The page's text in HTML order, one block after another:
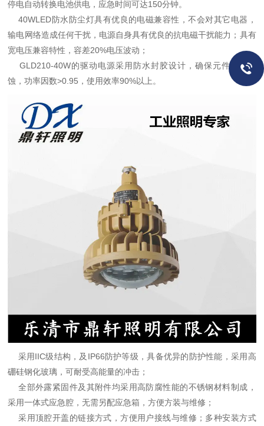
停电自动转换电池供电，应急时间可达150分钟。
40WLED防水防尘灯具有优良的电磁兼容性，不会对其它电器，
输电网络造成任何干扰，电源自身具有优良的抗电磁干扰能力；具有
宽电压兼容特性，容差20%电压波动；
GLD210-40W的驱动电源采用防水封胶设计，确保元件不受腐
蚀，功率因数>0.95，使用效率90%以上。
采用IIC级结构，及IP66防护等级，具备优异的防护性能，采用高
硼硅钢化玻璃，可耐受高能量的冲击；
全部外露紧固件及其附件均采用高防腐性能的不锈钢材料制成，
采用一体式应急腔，无需另配应急箱，方便方装与维修；
采用顶腔开盖的链接方式，方便用户接线与维修；多种安装方式